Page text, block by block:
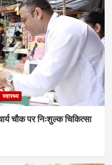
स्वास्थ्य
चौक पर निःशुल्क चिकित्सा